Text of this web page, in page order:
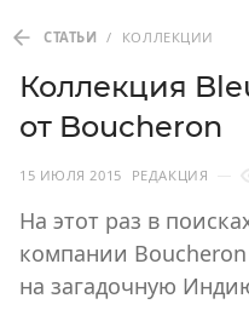
СТАТЬИ / КОЛЛЕКЦИИ
Коллекция
от Boucheron
15 ИЮЛЯ 2015 РЕДАКЦИЯ
На этот раз в
компании
на загадочную